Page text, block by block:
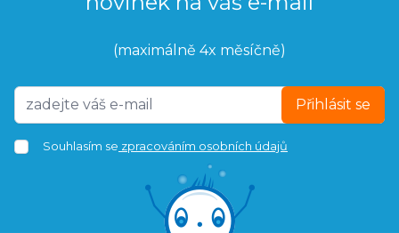
(maximálně 4x měsíčně)
Přihlásit se
Souhlasím se zpracováním osobních údajů